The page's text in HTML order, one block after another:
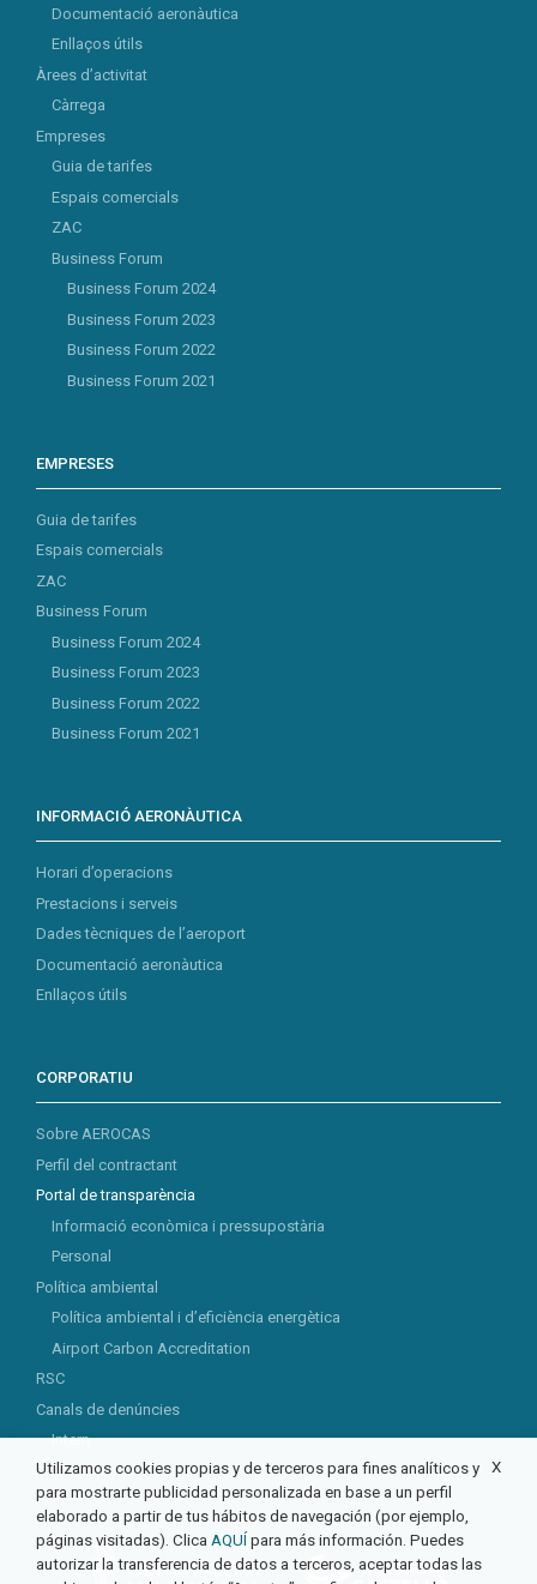
Documentació aeronàutica
Enllaços útils
Àrees d’activitat
Càrrega
Empreses
Guia de tarifes
Espais comercials
ZAC
Business Forum
Business Forum 2024
Business Forum 2023
Business Forum 2022
Business Forum 2021
EMPRESES
Guia de tarifes
Espais comercials
ZAC
Business Forum
Business Forum 2024
Business Forum 2023
Business Forum 2022
Business Forum 2021
INFORMACIÓ AERONÀUTICA
Horari d’operacions
Prestacions i serveis
Dades tècniques de l’aeroport
Documentació aeronàutica
Enllaços útils
CORPORATIU
Sobre AEROCAS
Perfil del contractant
Portal de transparència
Informació econòmica i pressupostària
Personal
Política ambiental
Política ambiental i d’eficiència energètica
Airport Carbon Accreditation
RSC
Canals de denúncies
Intern
Extern
X
Utilizamos cookies propias y de terceros para fines analíticos y
para mostrarte publicidad personalizada en base a un perfil
elaborado a partir de tus hábitos de navegación (por ejemplo,
páginas visitadas). Clica AQUÍ para más información. Puedes
autorizar la transferencia de datos a terceros, aceptar todas las